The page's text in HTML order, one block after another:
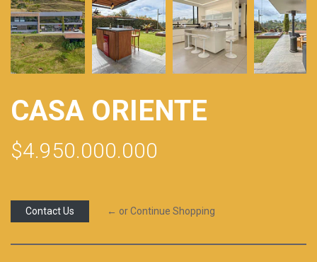
CASA ORIENTE
$4.950.000.000
Contact Us ← or Continue Shopping